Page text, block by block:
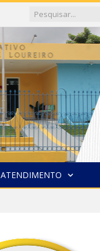
ATENDIMENTO